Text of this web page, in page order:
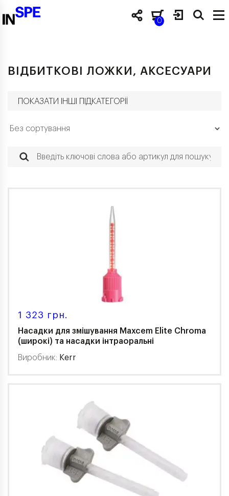
0
ВІДБИТКОВІ ЛОЖКИ, АКСЕСУАРИ
ПОКАЗАТИ ІНШІ ПІДКАТЕГОРІЇ
1 323 грн.
Насадки для змішування Maxcem Elite Chroma
(широкі) та насадки інтраоральні
Виробник: Kerr